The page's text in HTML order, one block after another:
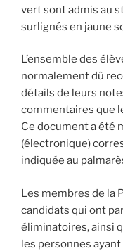
vert sont admis au
surlignés en jaune
L’ensemble des
normalement dû
détails de leurs
commentaires que
Ce document a été
(électronique)
indiquée au
Les membres de la
candidats qui ont
éliminatoires, ainsi
les personnes